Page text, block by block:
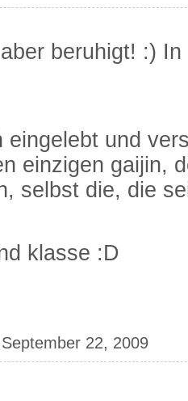
beruhigt! :)
eingelebt und
einzigen gaijin,
selbst die, die
klasse :D
22, 2009